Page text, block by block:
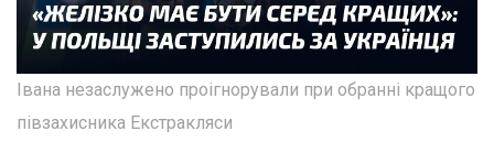
Івана незаслужено проігнорували при обранні кращого
півзахисника Екстракляси